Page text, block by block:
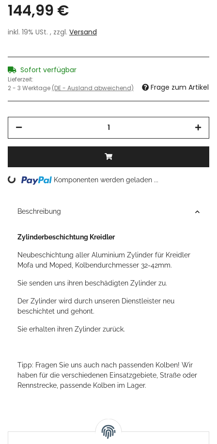
144,99 €
inkl. 19% USt. , zzgl. Versand
Sofort verfügbar
Lieferzeit:
2 - 3 Werktage (DE - Ausland abweichend) Frage zum Artikel
Loading... Komponenten werden geladen ...
Beschreibung
Zylinderbeschichtung Kreidler
Neubeschichtung aller Aluminium Zylinder für Kreidler
Mofa und Moped, Kolbendurchmesser 32-42mm.
Sie senden uns ihren beschädigten Zylinder zu.
Der Zylinder wird durch unseren Dienstleister neu
beschichtet und gehont.
Sie erhalten ihren Zylinder zurück.
Tipp: Fragen Sie uns auch nach passenden Kolben! Wir
haben für die verschiedenen Einsatzgebiete, Straße oder
Rennstrecke, passende Kolben im Lager.